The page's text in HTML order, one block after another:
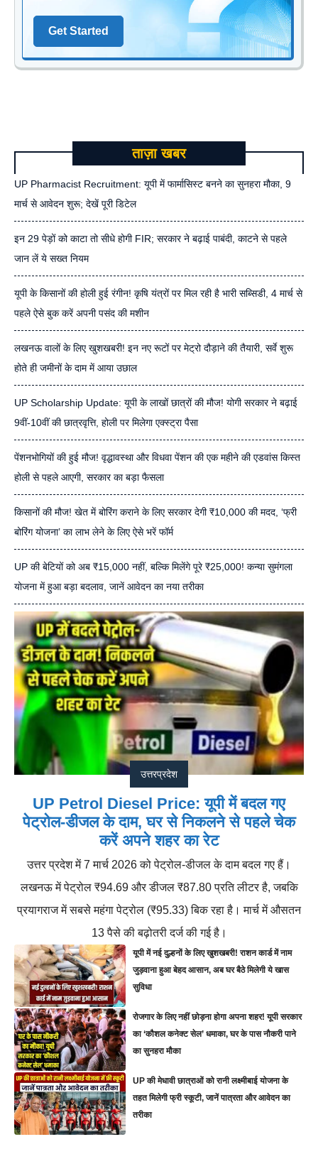
Get Started
ताज़ा खबर
UP Pharmacist Recruitment: यूपी में फार्मासिस्ट बनने का सुनहरा मौका, 9
मार्च से आवेदन शुरू; देखें पूरी डिटेल
इन 29 पेड़ों को काटा तो सीधे होगी FIR; सरकार ने बढ़ाई पाबंदी, काटने से पहले
जान लें ये सख्त नियम
यूपी के किसानों की होली हुई रंगीन! कृषि यंत्रों पर मिल रही है भारी सब्सिडी, 4 मार्च से
पहले ऐसे बुक करें अपनी पसंद की मशीन
लखनऊ वालों के लिए खुशखबरी! इन नए रूटों पर मेट्रो दौड़ाने की तैयारी, सर्वे शुरू
होते ही जमीनों के दाम में आया उछाल
UP Scholarship Update: यूपी के लाखों छात्रों की मौज! योगी सरकार ने बढ़ाई
9वीं-10वीं की छात्रवृत्ति, होली पर मिलेगा एक्स्ट्रा पैसा
पेंशनभोगियों की हुई मौज! वृद्धावस्था और विधवा पेंशन की एक महीने की एडवांस किस्त
होली से पहले आएगी, सरकार का बड़ा फैसला
किसानों की मौज! खेत में बोरिंग कराने के लिए सरकार देगी ₹10,000 की मदद, ‘फ्री
बोरिंग योजना’ का लाभ लेने के लिए ऐसे भरें फॉर्म
UP की बेटियों को अब ₹15,000 नहीं, बल्कि मिलेंगे पूरे ₹25,000! कन्या सुमंगला
योजना में हुआ बड़ा बदलाव, जानें आवेदन का नया तरीका
उत्तरप्रदेश
UP Petrol Diesel Price: यूपी में बदल गए
पेट्रोल-डीजल के दाम, घर से निकलने से पहले चेक
करें अपने शहर का रेट
उत्तर प्रदेश में 7 मार्च 2026 को पेट्रोल-डीजल के दाम बदल गए हैं।
लखनऊ में पेट्रोल ₹94.69 और डीजल ₹87.80 प्रति लीटर है, जबकि
प्रयागराज में सबसे महंगा पेट्रोल (₹95.33) बिक रहा है। मार्च में औसतन
13 पैसे की बढ़ोतरी दर्ज की गई है।
यूपी में नई दुल्हनों के लिए खुशखबरी! राशन कार्ड में नाम
जुड़वाना हुआ बेहद आसान, अब घर बैठे मिलेगी ये खास
सुविधा
रोजगार के लिए नहीं छोड़ना होगा अपना शहर! यूपी सरकार
का ‘कौशल कनेक्ट सेल’ धमाका, घर के पास नौकरी पाने
का सुनहरा मौका
UP की मेधावी छात्राओं को रानी लक्ष्मीबाई योजना के
तहत मिलेगी फ्री स्कूटी, जानें पात्रता और आवेदन का
तरीका